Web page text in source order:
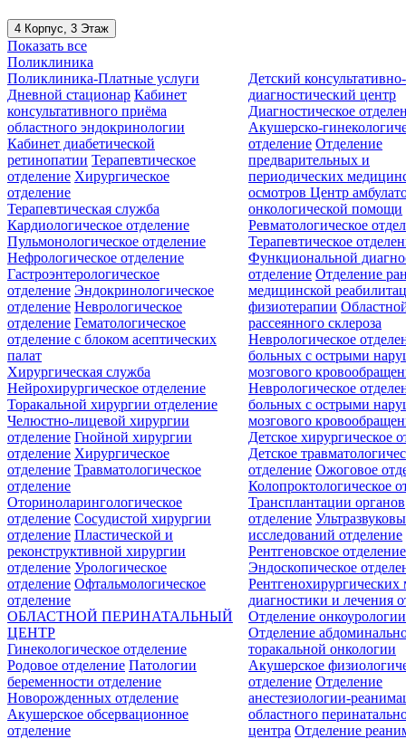
4 Корпус, 3 Этаж
Показать все
Поликлиника
Поликлиника-Платные услуги
Дневной стационар Кабинет
консультативного приёма
областного эндокринологии
Кабинет диабетической
ретинопатии Терапевтическое
отделение Хирургическое
отделение
Детский консультативно-
диагностический центр
Диагностическое
Акушерско-
отделение Отделение
предварительных и
периодических
осмотровЦентр
онкологической помощи
Терапевтическая служба
Кардиологическое отделение
Пульмонологическое отделение
Нефрологическое отделение
Гастроэнтерологическое
отделение Эндокринологическое
отделение Неврологическое
отделение Гематологическое
отделение c блоком асептических
палат
Ревматологическое
Терапевтическое
Функциональной
отделение Отделение
медицинской
физиотерапии
рассеянного склероза
Неврологическое
больных с острыми
мозгового
Неврологическое
больных с острыми
мозгового
Хирургическая служба
Нейрохирургическое отделение
Торакальной хирургии отделение
Челюстно-лицевой хирургии
отделение Гнойной хирургии
отделение Хирургическое
отделение Травматологическое
отделение
Оториноларингологическое
отделение Сосудистой хирургии
отделение Пластической и
реконструктивной хирургии
отделение Урологическое
отделение Офтальмологическое
отделение
Детское хирургическое
Детское
отделение Ожоговое
Колопроктологическое
Трансплантации органов
отделение
исследований отделение
Рентгеновское отделение
Эндоскопическое
Рентгенохирургических
диагностики и лечения
Отделение онкоурологии
Отделение
торакальной онкологии
ОБЛАСТНОЙ ПЕРИНАТАЛЬНЫЙ
ЦЕНТР
Гинекологическое отделение
Родовое отделение Патологии
беременности отделение
Новорожденных отделение
Акушерское обсервационное
отделение
Акушерское
отделение Отделение
анестезиологии-
областного
центра Отделение